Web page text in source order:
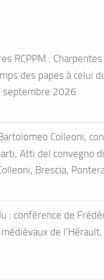
RCPPM :
des papes à celui
2026
Colleoni,
Atti del convegno
Brescia,
: conférence de
de